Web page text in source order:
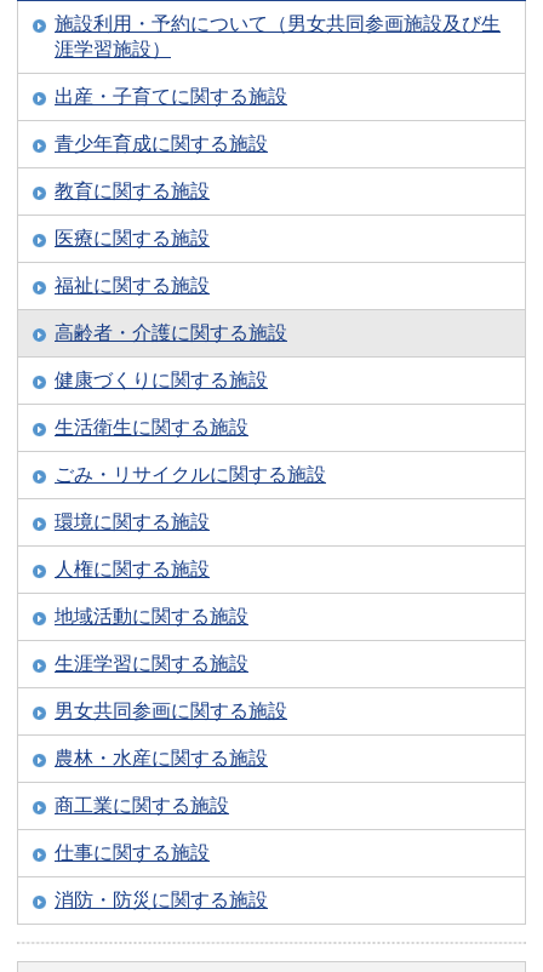
施設利用・予約について（男女共同参画施設及び生
涯学習施設）
出産・子育てに関する施設
青少年育成に関する施設
教育に関する施設
医療に関する施設
福祉に関する施設
高齢者・介護に関する施設
健康づくりに関する施設
生活衛生に関する施設
ごみ・リサイクルに関する施設
環境に関する施設
人権に関する施設
地域活動に関する施設
生涯学習に関する施設
男女共同参画に関する施設
農林・水産に関する施設
商工業に関する施設
仕事に関する施設
消防・防災に関する施設